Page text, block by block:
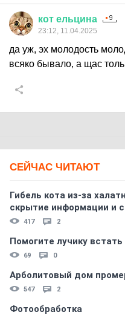
кот ельцина
23:12, 11.04.2025
да уж, эх молодость
всяко бывало, а щас
СЕЙЧАС ЧИТАЮТ
Гибель кота из-за
скрытиe информации и
417 2
Помогите лучику встать
69 0
Арболитовый дом
547 2
Фотообработка